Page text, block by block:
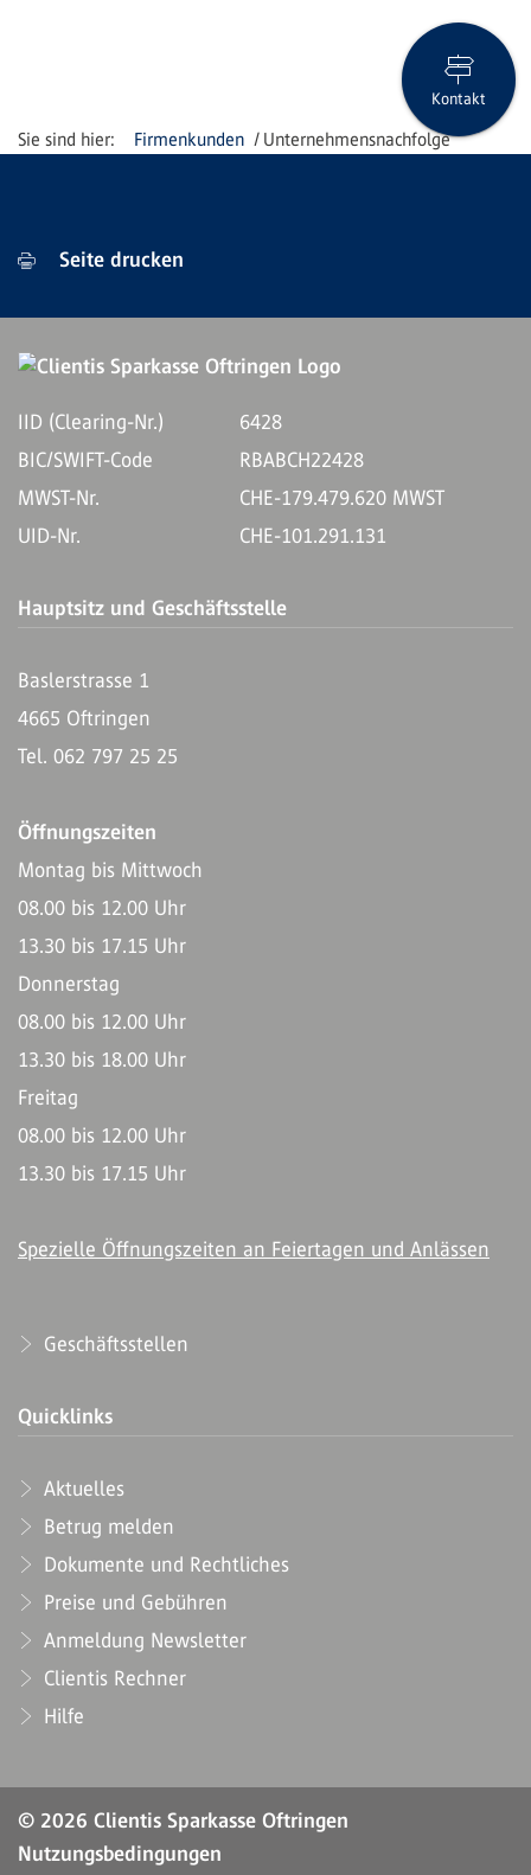
Firmenkunden Unternehmensnachfolge
Kontakt
Seite drucken
IID (Clearing-Nr.)
6428
BIC/SWIFT-Code
RBABCH22428
MWST-Nr.
CHE-179.479.620 MWST
UID-Nr.
CHE-101.291.131
Hauptsitz und Geschäftsstelle
Baslerstrasse 1
4665 Oftringen
Tel. 062 797 25 25
Öffnungszeiten
Montag bis Mittwoch
08.00 bis 12.00 Uhr
13.30 bis 17.15 Uhr
Donnerstag
08.00 bis 12.00 Uhr
13.30 bis 18.00 Uhr
Freitag
08.00 bis 12.00 Uhr
13.30 bis 17.15 Uhr
Spezielle Öffnungszeiten an Feiertagen und Anlässen
Geschäftsstellen
Quicklinks
Aktuelles
Betrug melden
Dokumente und Rechtliches
Preise und Gebühren
Anmeldung Newsletter
Clientis Rechner
Hilfe
© 2026 Clientis Sparkasse Oftringen
Nutzungsbedingungen